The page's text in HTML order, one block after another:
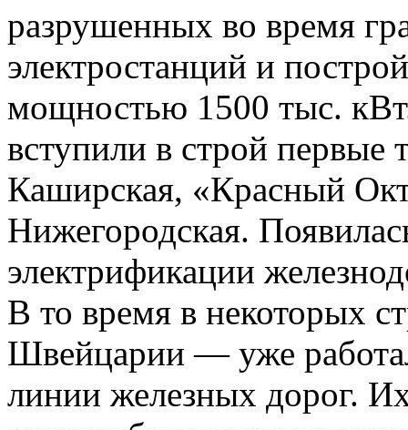
разрушенных во время
электростанций и
мощностью 1500 тыс.
вступили в строй первые
Каширская, «Красный
Нижегородская.
электрификации
В то время в некоторых
Швейцарии — уже
линии железных дорог.